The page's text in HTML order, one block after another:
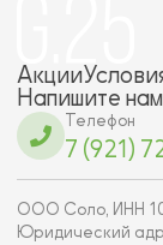
Акции
Напишите нам
Телефон
7 (921)
ООО Соло, ИНН
Юридический